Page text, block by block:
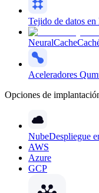
Tejido de datos en
NeuralCache
Aceleradores
Opciones de
NubeDespliegue
AWS
Azure
GCP